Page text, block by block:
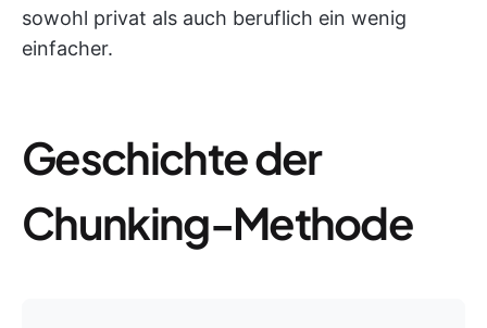
sowohl privat als auch beruflich ein wenig
einfacher.
Geschichte der
Chunking-Methode